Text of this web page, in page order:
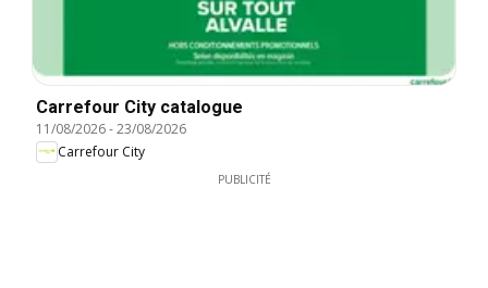
Carrefour City catalogue
11/08/2026-23/08/2026
Carrefour City
PUBLICITÉ